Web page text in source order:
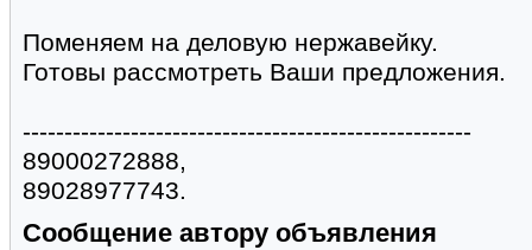
Поменяем на деловую нержавейку.
Готовы рассмотреть Ваши предложения.
------------------------------------------------------
89000272888,
89028977743.
Сообщение автору объявления